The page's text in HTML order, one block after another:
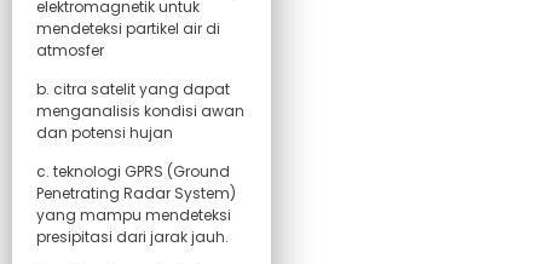
elektromagnetik untuk
mendeteksi partikel air di
atmosfer
b. citra satelit yang dapat
menganalisis kondisi awan
dan potensi hujan
c. teknologi GPRS (Ground
Penetrating Radar System)
yang mampu mendeteksi
presipitasi dari jarak jauh.